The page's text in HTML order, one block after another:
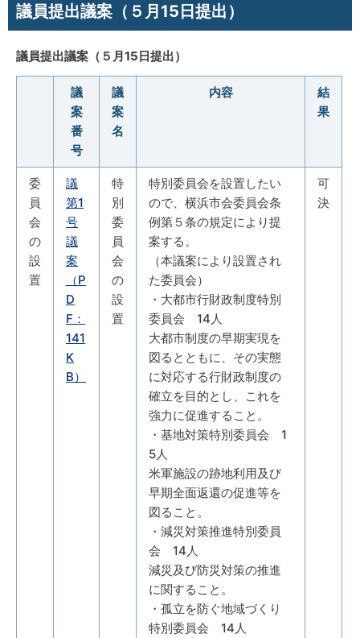
議員提出議案（５月15日提出）
議員提出議案（５月15日提出）
議
案
番
号
議
案
名
内容
結
果
委
員
会
の
設
置
議
第1
号
議
案
（P
D
F：
141
K
B）
特
別
委
員
会
の
設
置
特別委員会を設置したい
ので、横浜市会委員会条
例第５条の規定により提
案する。
（本議案により設置され
た委員会）
・大都市行財政制度特別
委員会 14人
大都市制度の早期実現を
図るとともに、その実態
に対応する行財政制度の
確立を目的とし、これを
強力に促進すること。
・基地対策特別委員会 1
5人
米軍施設の跡地利用及び
早期全面返還の促進等を
図ること。
・減災対策推進特別委員
会 14人
減災及び防災対策の推進
に関すること。
・孤立を防ぐ地域づくり
特別委員会 14人
可
決